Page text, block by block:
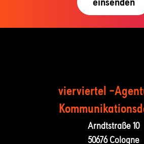
vierviertel
Arndtstraße 10
50676 Cologne